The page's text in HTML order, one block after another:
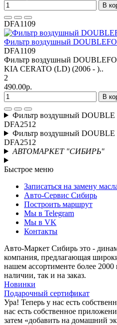
В
DFA1109
Фильтр воздушный
DFA1109
Фильтр воздушный
KIA CERATO (LD) (2006 - )..
2
490.00р.
В
Фильтр воздушный
DFA2512
Фильтр воздушный
DFA2512
АВТОМАРКЕТ "СИБИРЬ"
Быстрое меню
Записаться на замену
Авто-Сервис Сибирь
Построить маршрут
Мы в Telegram
Мы в VK
Контакты
Авто-Маркет Сибирь это -
компания, предлагающая
нашем ассортименте более
наличии, так и на заказ.
Новинки
Подарочный сертификат
Ура! Теперь у нас есть
нас есть собственное
затем «добавить на домашний